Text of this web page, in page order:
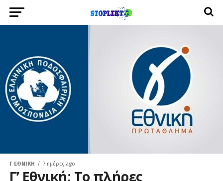
Γ ΕΘΝΙΚΉ 7 ημέρες ago
Γ’ Εθνική: Το πλήρες